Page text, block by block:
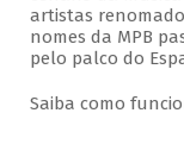
artistas
nomes da MPB
pelo palco do
Saiba como